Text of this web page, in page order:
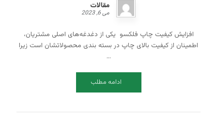
مقالات
می 6, 2023
افزایش کیفیت چاپ فلکسو یکی از دغدغه‌های اصلی مشتریان،
اطمینان از کیفیت بالای چاپ در بسته بندی محصولاتشان است زیرا
...
ادامه مطلب